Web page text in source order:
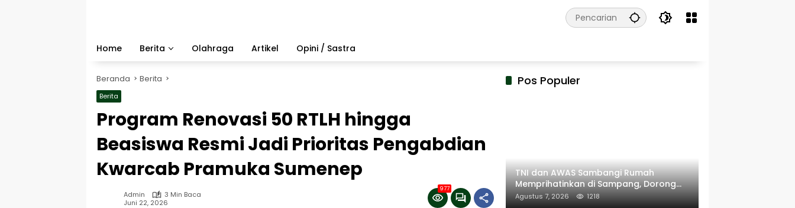
Home
Berita Olahraga Artikel Opini / Sastra
Beranda Berita
Berita
Program Renovasi 50 RTLH hingga
Beasiswa Resmi Jadi Prioritas Pengabdian
Kwarcab Pramuka Sumenep
Admin
3 Min Baca
Juni 22, 2026
977
Pos Populer
TNI dan AWAS Sambangi Rumah
Memprihatinkan di Sampang, Dorong
Pemerintah Beri Bantuan RTLH
Agustus 7, 2026 1218